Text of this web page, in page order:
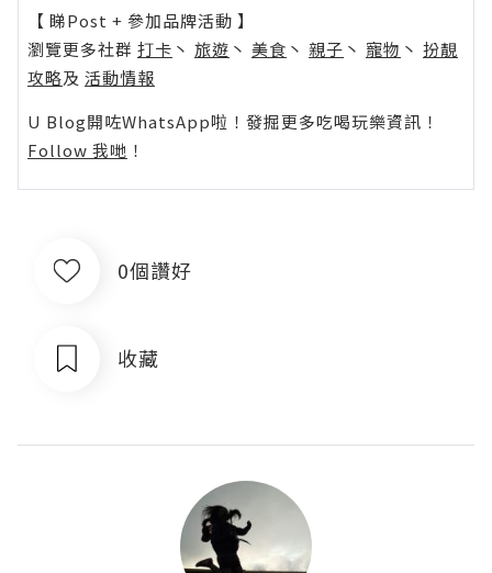
【 睇Post + 參加品牌活動 】
瀏覽更多社群 打卡 丶 旅遊 丶 美食 丶 親子 丶 寵物 丶 扮靚
攻略及 活動情報
U Blog開咗WhatsApp啦！發掘更多吃喝玩樂資訊！
Follow 我哋 ！
0個讚好
收藏